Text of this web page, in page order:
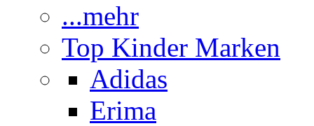
...mehr
Top Kinder Marken
Adidas
Erima